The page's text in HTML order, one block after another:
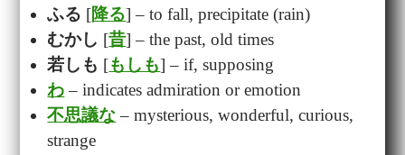
ふる [降る] – to fall, precipitate (rain)
むかし [昔] – the past, old times
若しも [もしも] – if, supposing
わ– indicates admiration or emotion
不思議な– mysterious, wonderful, curious,
strange